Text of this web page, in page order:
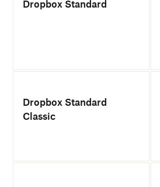
Dropbox Standard
Dropbox Standard
Classic